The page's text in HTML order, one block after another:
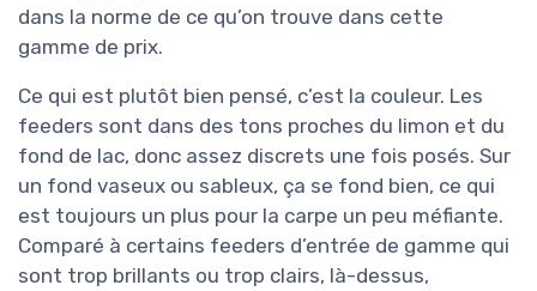
dans la norme de ce qu’on trouve dans cette
gamme de prix.
Ce qui est plutôt bien pensé, c’est la couleur. Les
feeders sont dans des tons proches du limon et du
fond de lac, donc assez discrets une fois posés. Sur
un fond vaseux ou sableux, ça se fond bien, ce qui
est toujours un plus pour la carpe un peu méfiante.
Comparé à certains feeders d’entrée de gamme qui
sont trop brillants ou trop clairs, là-dessus,